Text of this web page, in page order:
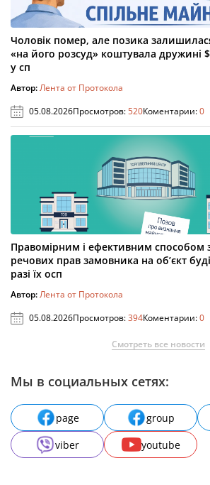
Чоловік помер, але позика
«на його розсуд» коштувала дружині
у сп
Автор:Лента от Протокола
05.08.2026Просмотров:520Коментарии:0
Правомірним і ефективним способом
речових прав замовника на об’єкт
разі їх осп
Автор:Лента от Протокола
05.08.2026Просмотров:394Коментарии:0
Смотреть все новости
Мы в социальных сетях:
page group
viber
youtube